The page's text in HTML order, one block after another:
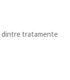
dintre tratamente